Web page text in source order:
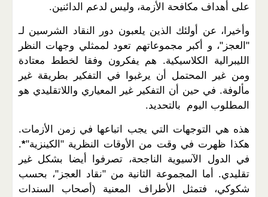
على أهداف مكافحة الأزمة، وليس لدعم الدائنين.
وأخيرا، عن أولئك الذين يلعبون دور النقاد الشرسين لـ
"العجز"، و أكبر مجموعاتهم تعود لممثلي وجهات النظر
الليبرالية الكلاسيكية. هم يفكرون وفقا لخطط معتادة
ومن غير المحتمل أن يرغبوا في التفكير بطريقة غير
مألوفة. في حين أن التفكير غير المعياري واللاتقليدي هو
المطلوب اليوم بالتحديد.
هذه هي التوجهات التي يجب اتباعها في زمن الأزمات.
هكذا ظهرت في وقت من الأوقات النظرية "الكينزية"*
.
في الدول الآسيوية الناجحة، تصرفوا أيضا بشكل غير
تقليدي. أما المجموعة الثانية من "نقاد العجز"، بحسب
شكوكي، فتمثل الأطراف المعنية (أصحاب السندات